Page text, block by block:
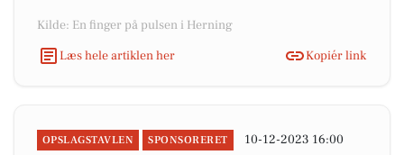
Kilde: En finger på pulsen i Herning
Læs hele artiklen her
Kopiér link
OPSLAGSTAVLEN SPONSORERET 10-12-2023 16:00